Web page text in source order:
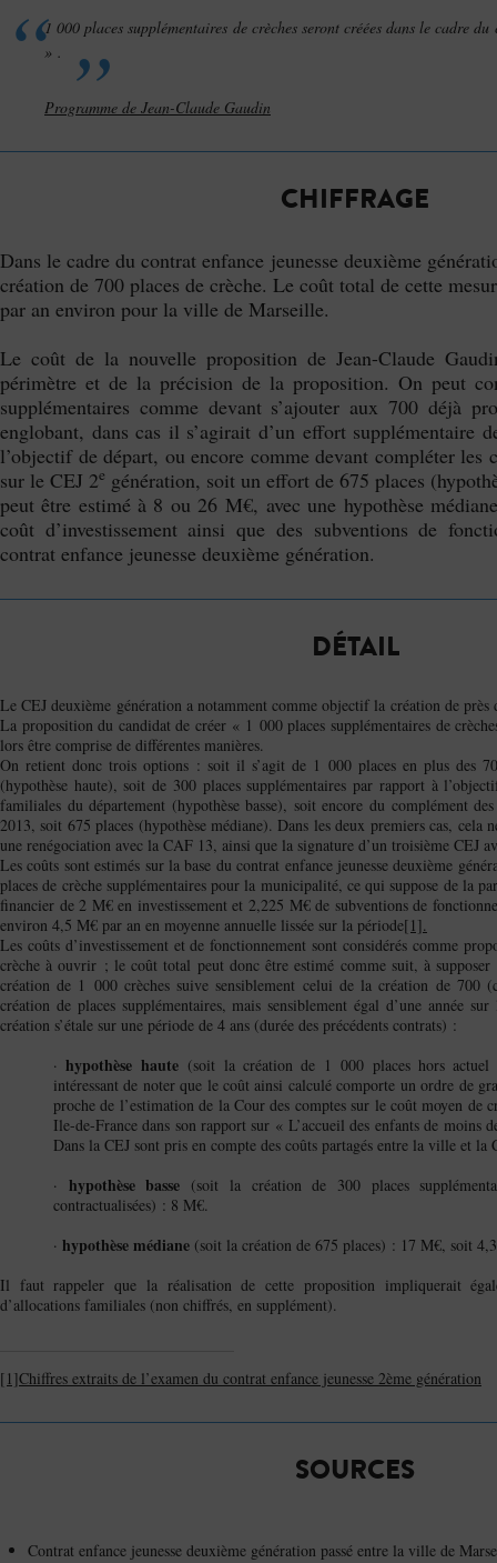
1 000 places supplémentaires de crèches seront créées dans le cadre
» .
Programme de Jean-Claude Gaudin
CHIFFRAGE
Dans le cadre du contrat enfance jeunesse deuxième
création de 700 places de crèche. Le coût total de cette
par an environ pour la ville de Marseille.
Le coût de la nouvelle proposition de Jean-Claude
périmètre et de la précision de la proposition. On peut
supplémentaires comme devant s’ajouter aux 700 déjà
englobant, dans cas il s’agirait d’un effort supplémentaire
l’objectif de départ, ou encore comme devant compléter les
sur le CEJ 2e génération, soit un effort de 675 places
peut être estimé à 8 ou 26 M€, avec une hypothèse
coût d’investissement ainsi que des subventions de
contrat enfance jeunesse deuxième génération.
DÉTAIL
Le CEJ deuxième génération a notamment comme objectif la création de près
La proposition du candidat de créer « 1 000 places supplémentaires de
lors être comprise de différentes manières.
On retient donc trois options : soit il s’agit de 1 000 places en plus des
(hypothèse haute), soit de 300 places supplémentaires par rapport à
familiales du département (hypothèse basse), soit encore du complément
2013, soit 675 places (hypothèse médiane). Dans les deux premiers cas, cela
une renégociation avec la CAF 13, ainsi que la signature d’un troisième CEJ
Les coûts sont estimés sur la base du contrat enfance jeunesse deuxième
places de crèche supplémentaires pour la municipalité, ce qui suppose de la
financier de 2 M€ en investissement et 2,225 M€ de subventions de
environ 4,5 M€ par an en moyenne annuelle lissée sur la période[1].
Les coûts d’investissement et de fonctionnement sont considérés comme
crèche à ouvrir ; le coût total peut donc être estimé comme suit, à
création de 1 000 crèches suive sensiblement celui de la création de 700
création de places supplémentaires, mais sensiblement égal d’une année
création s’étale sur une période de 4 ans (durée des précédents contrats) :
·hypothèse haute(soit la création de 1 000 places hors
intéressant de noter que le coût ainsi calculé comporte un ordre de
proche de l’estimation de la Cour des comptes sur le coût moyen de
Ile-de-France dans son rapport sur « L’accueil des enfants de moins
Dans la CEJ sont pris en compte des coûts partagés entre la ville et la
· hypothèse basse (soit la création de 300 places
contractualisées) : 8 M€.
· hypothèse médiane (soit la création de 675 places) : 17 M€, soit
Il faut rappeler que la réalisation de cette proposition impliquerait
d’allocations familiales (non chiffrés, en supplément).
[1]Chiffres extraits de l’examen du contrat enfance jeunesse 2ème génération
SOURCES
Contrat enfance jeunesse deuxième génération passé entre la ville de